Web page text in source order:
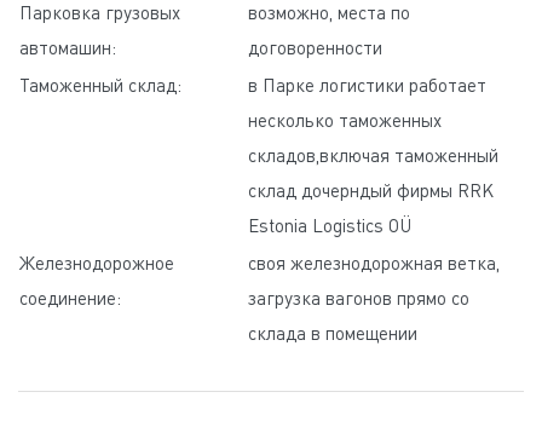
Парковка грузовых
автомашин:
возможно, места по
договоренности
Таможенный склад:
в Парке логистики работает
несколько таможенных
складов,включая таможенный
склад дочерндый фирмы RRK
Estonia Logistics OÜ
Железнодорожное
соединение:
своя железнодорожная ветка,
загрузка вагонов прямо со
склада в помещении